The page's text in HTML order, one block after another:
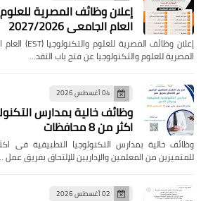
العام الجامعي 2027/2026
المصرية للعلوم والتكنولوجيا عن فتح باب التقد…
04 أغسطس 2026
وظائف خالية بمدارس
اكثر من 8 محافظات
للمتميزين من المعلمين والإداريين للإلتحاق بفريق عمل
02 أغسطس 2026